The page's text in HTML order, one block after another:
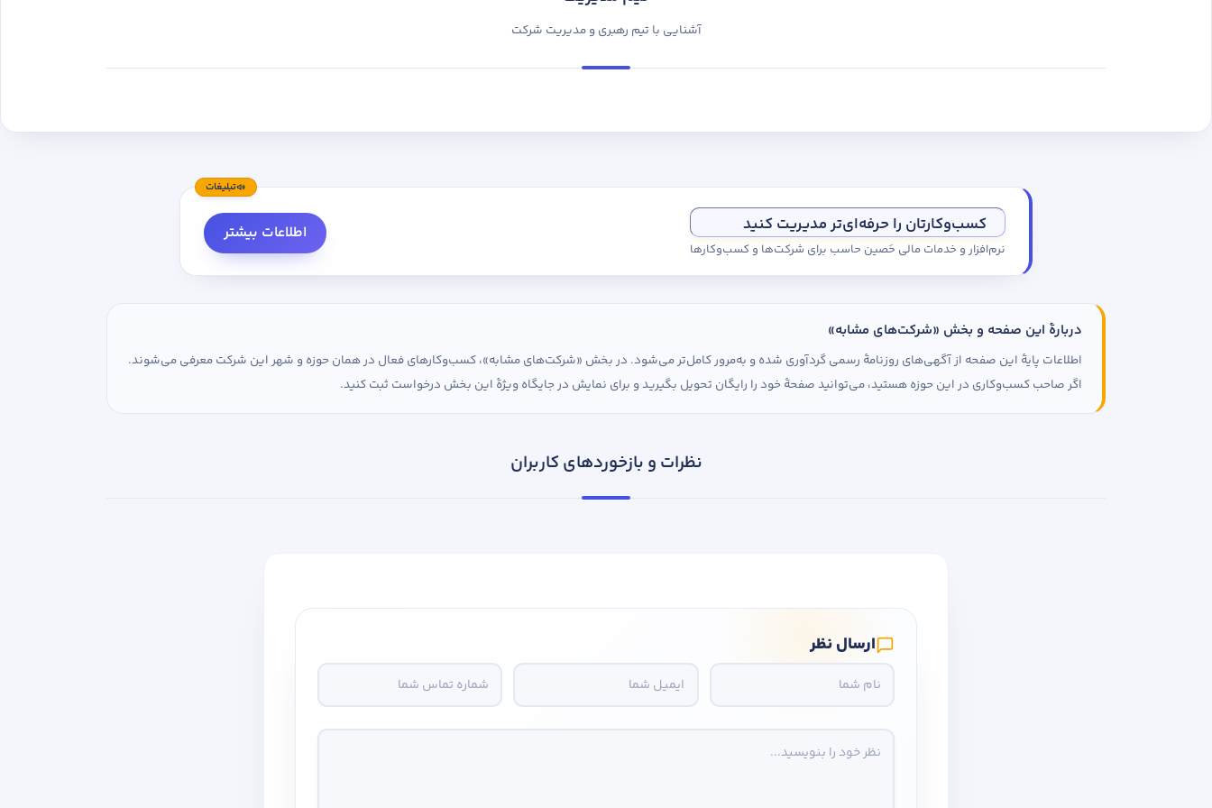
آشنایی با تیم رهبری و مدیریت شرکت
تبلیغات
کسب‌وکارتان را حرفه‌ای‌تر مدیریت کنید
نرم‌افزار و خدمات مالی حَصین حاسب برای شرکت‌ها و کسب‌وکارها
اطلاعات بیشتر
دربارهٔ این صفحه و بخش «شرکت‌های مشابه»
اطلاعات پایهٔ این صفحه از آگهی‌های روزنامهٔ رسمی گردآوری شده و به‌مرور کامل‌تر می‌شود. در بخش «شرکت‌های مشابه»، کسب‌وکارهای فعال در همان حوزه و شهر این شرکت معرفی می‌شوند.
اگر صاحب کسب‌وکاری در این حوزه هستید، می‌توانید صفحهٔ خود را رایگان تحویل بگیرید و برای نمایش در جایگاه ویژهٔ این بخش درخواست ثبت کنید.
نظرات و بازخوردهای کاربران
ارسال نظر